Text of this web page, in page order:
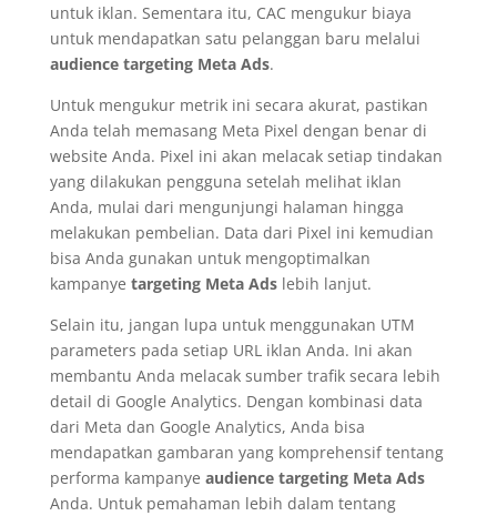
untuk iklan. Sementara itu, CAC mengukur biaya
untuk mendapatkan satu pelanggan baru melalui
audience targeting Meta Ads.
Untuk mengukur metrik ini secara akurat, pastikan
Anda telah memasang Meta Pixel dengan benar di
website Anda. Pixel ini akan melacak setiap tindakan
yang dilakukan pengguna setelah melihat iklan
Anda, mulai dari mengunjungi halaman hingga
melakukan pembelian. Data dari Pixel ini kemudian
bisa Anda gunakan untuk mengoptimalkan
kampanye targeting Meta Adslebih lanjut.
Selain itu, jangan lupa untuk menggunakan UTM
parameters pada setiap URL iklan Anda. Ini akan
membantu Anda melacak sumber trafik secara lebih
detail di Google Analytics. Dengan kombinasi data
dari Meta dan Google Analytics, Anda bisa
mendapatkan gambaran yang komprehensif tentang
performa kampanye audience targeting Meta Ads
Anda. Untuk pemahaman lebih dalam tentang